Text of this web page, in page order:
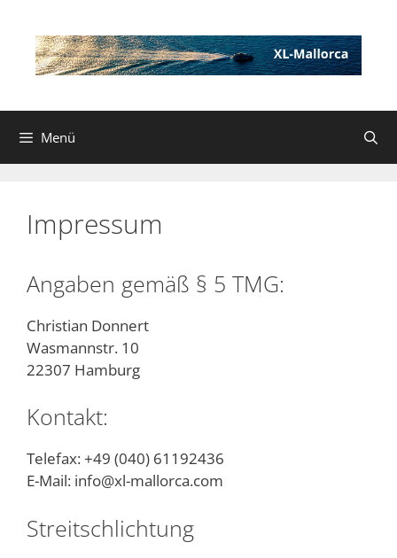
Inhalt
springen
Menü
Impressum
Angaben gemäß § 5 TMG:
Christian Donnert
Wasmannstr. 10
22307 Hamburg
Kontakt:
Telefax: +49 (040) 61192436
E-Mail: info@xl-mallorca.com
Streitschlichtung